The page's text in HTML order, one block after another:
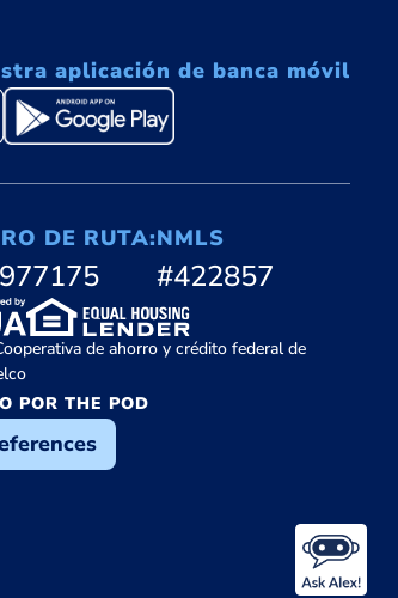
aplicación de banca móvil
DE RUTA:NMLS
#422857
de ahorro y crédito federal de
POR THE POD